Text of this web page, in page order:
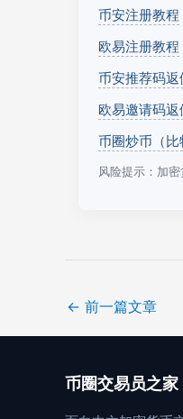
币安注册教程
欧易注册教程
币安推荐码返
欧易邀请码返
币圈炒币（
风险提示：加
← 前一篇文章
币圈交易员之家